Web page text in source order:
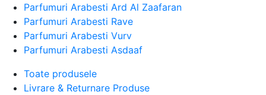
Parfumuri Arabesti Ard Al Zaafaran
Parfumuri Arabesti Rave
Parfumuri Arabesti Vurv
Parfumuri Arabesti Asdaaf
Toate produsele
Livrare & Returnare Produse